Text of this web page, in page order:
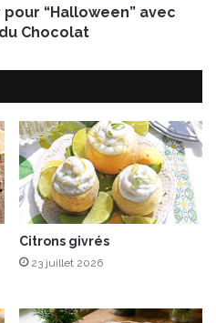
“Halloween” avec
Chocolat
Citrons givrés
23 juillet 2026